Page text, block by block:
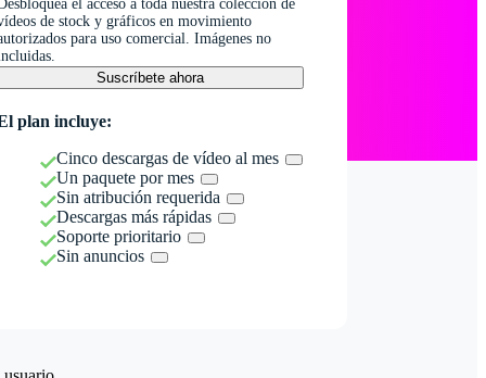
el acceso a toda nuestra colección de
de stock y gráficos en movimiento
para uso comercial. Imágenes no
Suscríbete ahora
plan incluye:
Cinco descargas de vídeo al mes
Un paquete por mes
Sin atribución requerida
Descargas más rápidas
Soporte prioritario
Sin anuncios